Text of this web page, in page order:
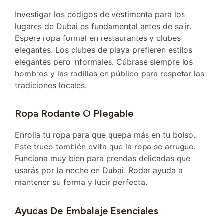
Investigar los códigos de vestimenta para los
lugares de Dubai es fundamental antes de salir.
Espere ropa formal en restaurantes y clubes
elegantes. Los clubes de playa prefieren estilos
elegantes pero informales. Cúbrase siempre los
hombros y las rodillas en público para respetar las
tradiciones locales.
Ropa Rodante O Plegable
Enrolla tu ropa para que quepa más en tu bolso.
Este truco también evita que la ropa se arrugue.
Funciona muy bien para prendas delicadas que
usarás por la noche en Dubai. Rodar ayuda a
mantener su forma y lucir perfecta.
Ayudas De Embalaje Esenciales